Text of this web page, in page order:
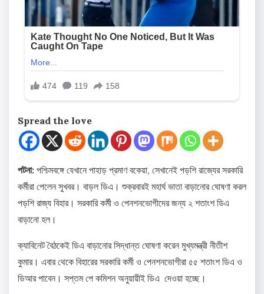
Spread the love
পটনা: পশ্চিমবঙ্গে যেখানে পাহাড় প্রমাণ বকেয়া, সেখানেই পড়শি রাজ্যের সরকারি
কর্মীরা পেলেন সুখবর। বাড়ল ডিএ। শুক্রবারই মহার্ঘ ভাতা বাড়ানোর ঘোষণা করল
পড়শি রাজ্য বিহার। সরকারি কর্মী ও পেনশনভোগীদের জন্য ২ শতাংশ ডিএ
বাড়ানো হল।
ক্যাবিনেট বৈঠকেই ডিএ বাড়ানোর সিদ্ধান্ত ঘোষণা করেন মুখ্যমন্ত্রী নীতীশ
কুমার। এবার থেকে বিহারের সরকারি কর্মী ও পেনশনভোগীরা ৫৫ শতাংশ ডিএ ও
ডিআর পাবেন। সপ্তম পে কমিশন অনুয়ায়ীই ডিএ দেওয়া হচ্ছে।